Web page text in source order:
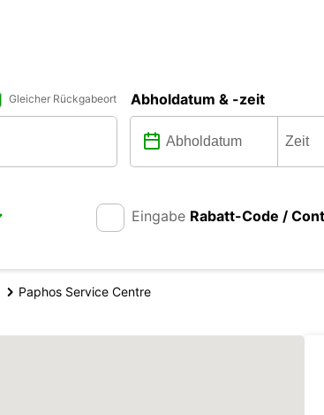
Gleicher Rückgabeort Abholdatum & -zeit
Eingabe Rabatt-Code /
Paphos Service Centre